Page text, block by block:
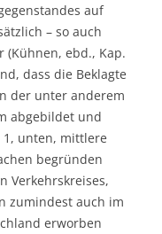
auf
– so auch
(Kühnen, ebd., Kap.
dass die Beklagte
der unter anderem
abgebildet und
1, unten, mittlere
begründen
Verkehrskreises,
zumindest auch im
erworben